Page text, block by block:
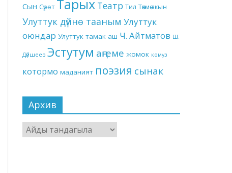
Сын Сүрөт Тарых Театр Тил Төкмө акын
Улуттук дүйнө тааным Улуттук
оюндар Улуттук тамак-аш Ч. Айтматов Ш.
Дүйшеев Эстутум аңгеме жомок комуз
котормо маданият поэзия сынак
Архив
Архив